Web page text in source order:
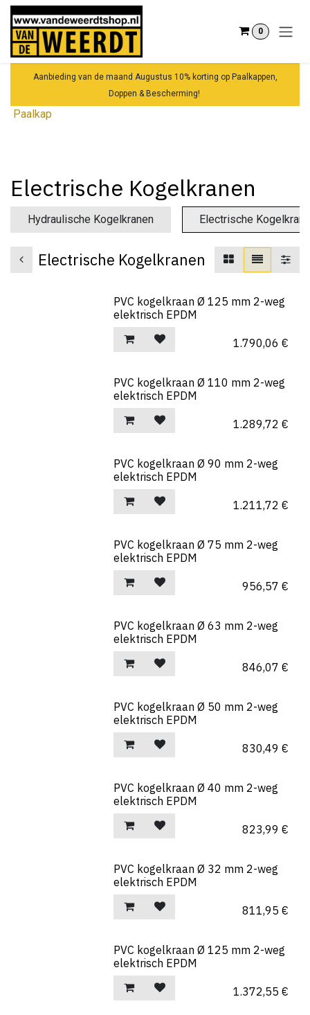
Overslaan naar inhoud
0
Aanbieding van de maand Augustus 10% korting op Paalkappen,
Doppen & Bescherming!
Paalkap
Electrische Kogelkranen
Hydraulische Kogelkranen Electrische
Electrische Kogelkranen
PVC kogelkraan Ø 125 mm 2-weg
elektrisch EPDM
1.790,06 €
PVC kogelkraan Ø 110 mm 2-weg
elektrisch EPDM
1.289,72 €
PVC kogelkraan Ø 90 mm 2-weg
elektrisch EPDM
1.211,72 €
PVC kogelkraan Ø 75 mm 2-weg
elektrisch EPDM
956,57 €
PVC kogelkraan Ø 63 mm 2-weg
elektrisch EPDM
846,07 €
PVC kogelkraan Ø 50 mm 2-weg
elektrisch EPDM
830,49 €
PVC kogelkraan Ø 40 mm 2-weg
elektrisch EPDM
823,99 €
PVC kogelkraan Ø 32 mm 2-weg
elektrisch EPDM
811,95 €
PVC kogelkraan Ø 125 mm 2-weg
elektrisch EPDM
1.372,55 €